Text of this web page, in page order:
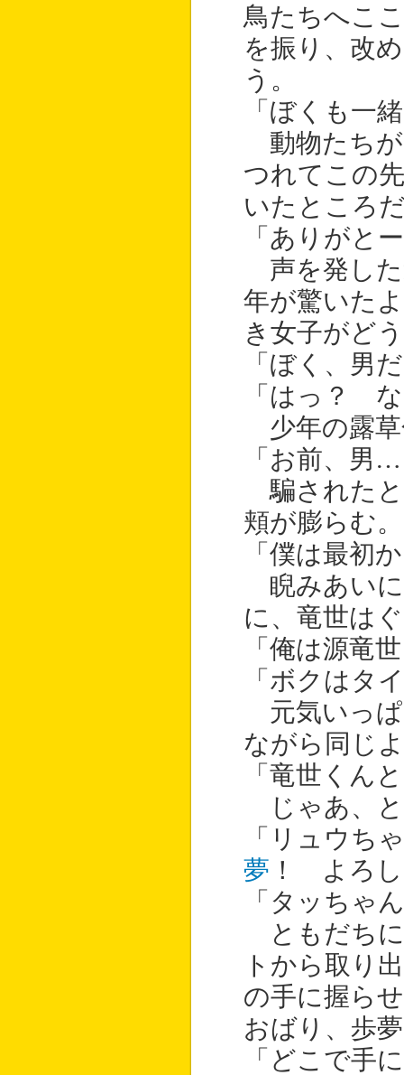
鳥たちへこ
を振り、改
う。
「ぼくも一
動物たちが
つれてこの
いたところ
「ありがと
声を発した
年が驚いた
き女子がど
「ぼく、男
「はっ？
少年の露草
「お前、男
騙されたと
頬が膨らむ。
「僕は最初
睨みあいに
に、竜世は
「俺は源竜
「ボクはタ
元気いっぱ
ながら同じ
「竜世くん
じゃあ、と
「リュウち
夢 ！ よろ
「タッちゃ
ともだちに
トから取り
の手に握ら
おばり、歩
「どこで手